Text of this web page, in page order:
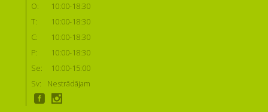
O:
10:00-18:30
T:
10:00-18:30
C:
10:00-18:30
P:
10:00-18:30
Se:
10:00-15:00
Sv:
Nestrādājam